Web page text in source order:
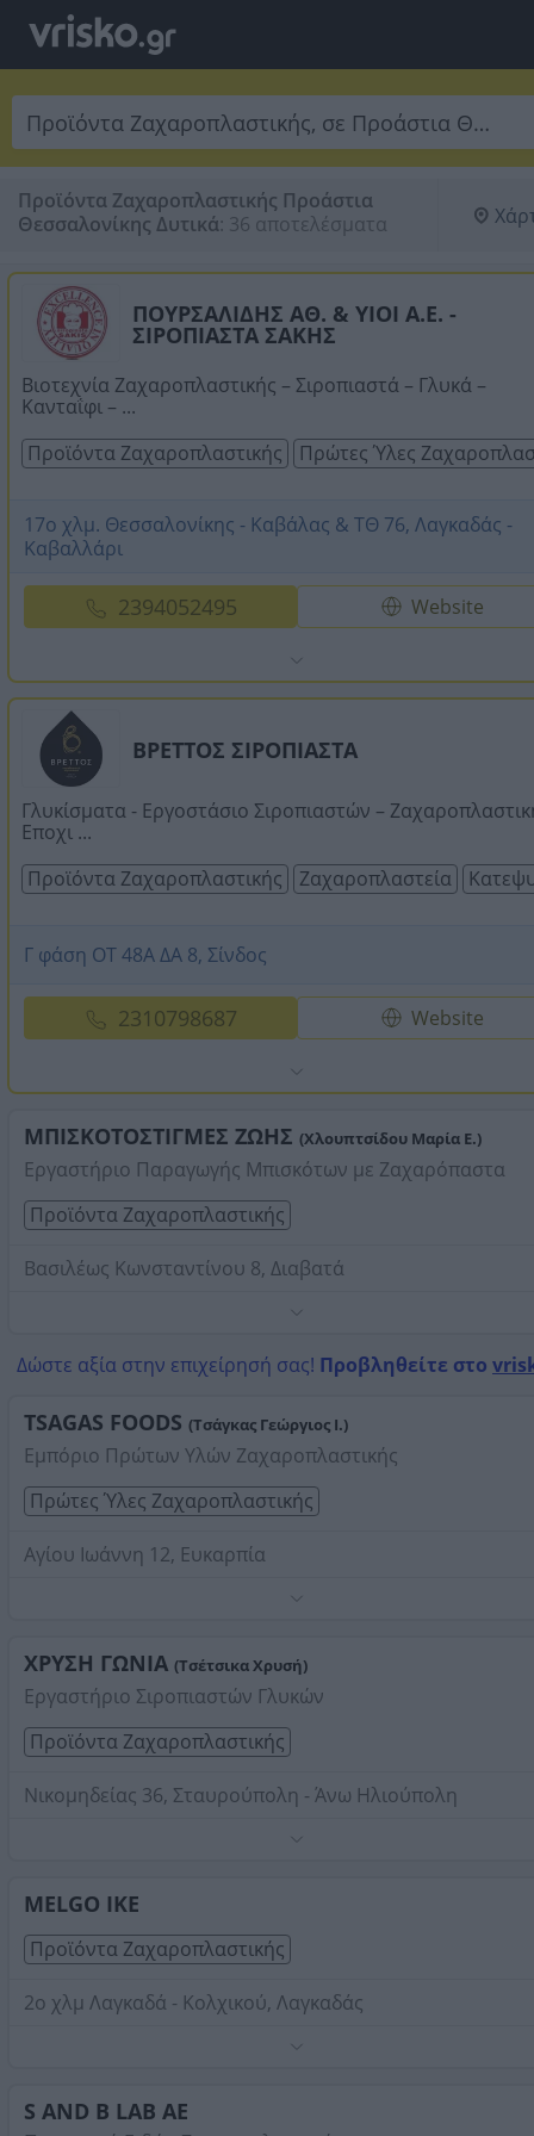
Προϊόντα Ζαχαροπλαστικής Προάστια
Θεσσαλονίκης Δυτικά: 36 αποτελέσματα
ΠΟΥΡΣΑΛΙΔΗΣ ΑΘ. & ΥΙΟΙ Α.Ε. -
ΣΙΡΟΠΙΑΣΤΑ ΣΑΚΗΣ
Βιοτεχνία Ζαχαροπλαστικής – Σιροπιαστά – Γλυκά –
Κανταΐφι – ...
Προϊόντα Ζαχαροπλαστικής
Πρώτες Ύλες
17ο χλμ. Θεσσαλονίκης - Καβάλας & ΤΘ 76, Λαγκαδάς -
Καβαλλάρι
2394052495 Website
ΒΡΕΤΤΟΣ ΣΙΡΟΠΙΑΣΤΑ
Γλυκίσματα - Εργοστάσιο Σιροπιαστών –
Εποχι ...
Προϊόντα Ζαχαροπλαστικής
Ζαχαροπλαστεία
Γ φάση ΟΤ 48Α ΔΑ 8, Σίνδος
2310798687 Website
ΜΠΙΣΚΟΤΟΣΤΙΓΜΕΣ ΖΩΗΣ (Χλουπτσίδου Μαρία Ε.)
Εργαστήριο Παραγωγής Μπισκότων με Ζαχαρόπαστα
Προϊόντα Ζαχαροπλαστικής
Βασιλέως Κωνσταντίνου 8, Διαβατά
Προάστια Θεσσαλονίκης Δυτικά
Δώστε αξία στην επιχείρησή σας! Προβληθείτε στο
TSAGAS FOODS (Τσάγκας Γεώργιος Ι.)
Εμπόριο Πρώτων Υλών Ζαχαροπλαστικής
Πρώτες Ύλες Ζαχαροπλαστικής
Αγίου Ιωάννη 12, Ευκαρπία
Προάστια Θεσσαλονίκης Δυτικά
ΧΡΥΣΗ ΓΩΝΙΑ (Τσέτσικα Χρυσή)
Εργαστήριο Σιροπιαστών Γλυκών
Προϊόντα Ζαχαροπλαστικής
Νικομηδείας 36, Σταυρούπολη - Άνω Ηλιούπολη
Προάστια Θεσσαλονίκης Δυτικά
MELGO ΙΚΕ
Προϊόντα Ζαχαροπλαστικής
2ο χλμ Λαγκαδά - Κολχικού, Λαγκαδάς
αποτελούν την καλύτερη επιλογή σε ημιέτοιμα και
κεράσματα. Tα αρωματικά σιρόπια παγωτού
S AND B LAB ΑΕ